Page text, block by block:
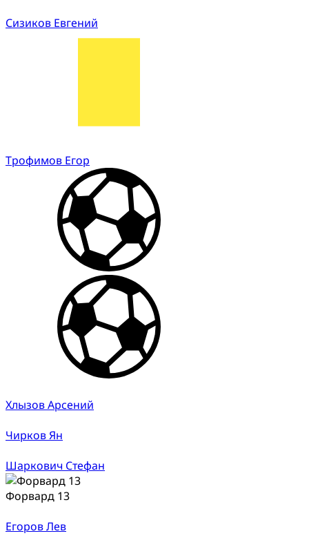
Сизиков Евгений
Трофимов Егор
Хлызов Арсений
Чирков Ян
Шаркович Стефан
Форвард 13
Егоров Лев